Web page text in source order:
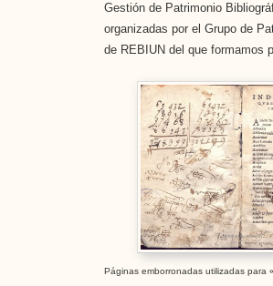
Gestión de Patrimonio
organizadas por el Grupo de
de REBIUN del que formamos
Páginas emborronadas utilizadas para